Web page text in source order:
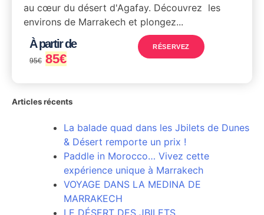
au cœur du désert d'Agafay. Découvrez les
environs de Marrakech et plongez...
À partir de
95€ 85€
RÉSERVEZ
Articles récents
La balade quad dans les Jbilets de Dunes
& Désert remporte un prix !
Paddle in Morocco… Vivez cette
expérience unique à Marrakech
VOYAGE DANS LA MEDINA DE
MARRAKECH